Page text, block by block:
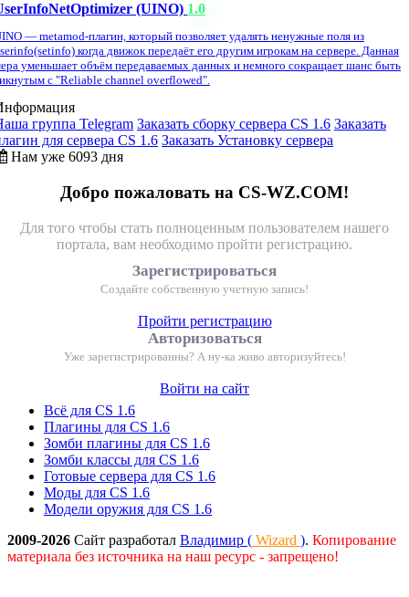
(UINO) 1.0
— metamod-плагин, который позволяет удалять ненужные поля из
когда движок передаёт его другим игрокам на сервере. Данная
уменьшает объём передаваемых данных и немного сокращает шанс быть
с "Reliable channel overflowed".
группа Telegram Заказать сборку сервера CS 1.6 Заказать
для сервера CS 1.6 Заказать Установку сервера
Нам уже 6093 дня
Добро пожаловать на CS-WZ.COM!
Для того чтобы стать полноценным пользователем нашего
портала, вам необходимо пройти регистрацию.
Зарегистрироваться
Создайте собственную учетную запись!
Пройти регистрацию
Авторизоваться
Уже зарегистрированны? А ну-ка живо авторизуйтесь!
Войти на сайт
Всё для CS 1.6
Плагины для CS 1.6
Зомби плагины для CS 1.6
Зомби классы для CS 1.6
Готовые сервера для CS 1.6
Моды для CS 1.6
Модели оружия для CS 1.6
2009-2026 Сайт разработал Владимир ( Wizard ). Копирование
материала без источника на наш ресурс - запрещено!